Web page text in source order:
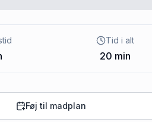
Tid i alt
20 min
Føj til madplan